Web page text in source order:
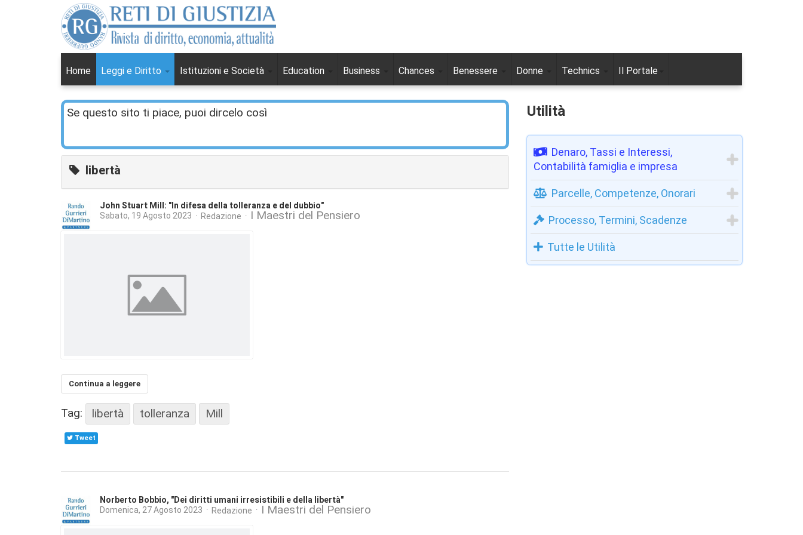
Home Leggi e Diritto Istituzioni e Società Education Business Chances Benessere Donne Technics Il Portale
Se questo sito ti piace, puoi dircelo così
libertà
John Stuart Mill: "In difesa della tolleranza e del dubbio"
Sabato, 19 Agosto 2023 Redazione I Maestri del Pensiero
Continua a leggere
Tag: libertà tolleranza Mill
Tweet
Norberto Bobbio, "Dei diritti umani irresistibili e della libertà"
Domenica, 27 Agosto 2023 Redazione I Maestri del Pensiero
Utilità
Denaro, Tassi e Interessi,
Contabilità famiglia e impresa
Parcelle, Competenze, Onorari
Processo, Termini, Scadenze
Tutte le Utilità